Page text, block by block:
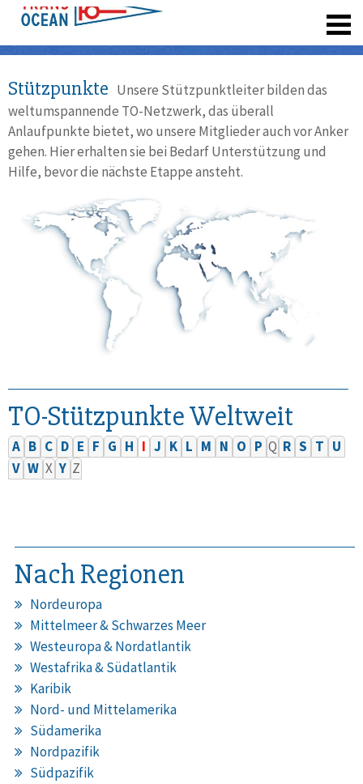
Stützpunkte Unsere Stützpunktleiter bilden das
weltumspannende TO-Netzwerk, das überall
Anlaufpunkte bietet, wo unsere Mitglieder auch vor Anker
gehen. Hier erhalten sie bei Bedarf Unterstützung und
Hilfe, bevor die nächste Etappe ansteht.
TO-Stützpunkte Weltweit
A B C D E F G H I J K L M N O P Q R S T U
V W X Y Z
Nach Regionen
Nordeuropa
Mittelmeer & Schwarzes Meer
Westeuropa & Nordatlantik
Westafrika & Südatlantik
Karibik
Nord- und Mittelamerika
Südamerika
Nordpazifik
Südpazifik